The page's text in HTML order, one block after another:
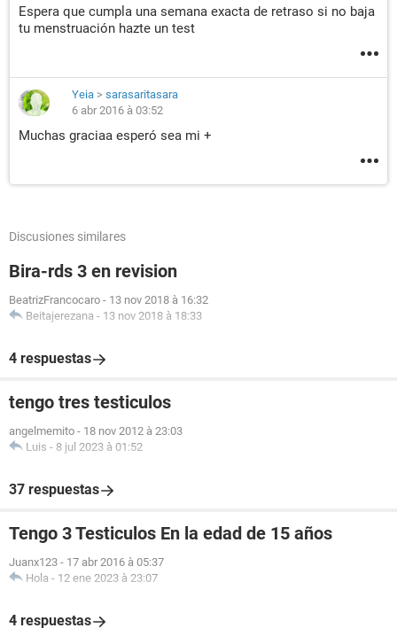
Espera que cumpla una semana exacta de retraso si no baja
tu menstruación hazte un test
Yeia > sarasaritasara
6 abr 2016 à 03:52
Muchas graciaa esperó sea mi +
Discusiones similares
Bira-rds 3 en revision
BeatrizFrancocaro - 13 nov 2018 à 16:32
Beitajerezana - 13 nov 2018 à 18:33
4 respuestas
tengo tres testiculos
angelmemito - 18 nov 2012 à 23:03
Luis - 8 jul 2023 à 01:52
37 respuestas
Tengo 3 Testiculos En la edad de 15 años
Juanx123 - 17 abr 2016 à 05:37
Hola - 12 ene 2023 à 23:07
4 respuestas